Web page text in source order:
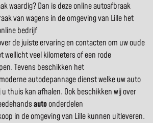
waardig? Dan is deze online autoafbraak
van wagens in de omgeving van Lille het
bedrijf
de juiste ervaring en contacten om uw oude
wellicht veel kilometers of een rode
Tevens beschikken het
autodepannage dienst welke uw auto
thuis kan afhalen. Ook beschikken wij over
autoonderdelen
in de omgeving van Lille kunnen uitleveren.